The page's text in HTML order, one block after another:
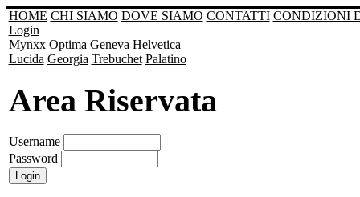
HOME CHI SIAMO DOVE SIAMO CONTATTI CONDIZIONI
Login
Mynxx Optima Geneva Helvetica
Lucida Georgia Trebuchet Palatino
Area Riservata
Username
Password